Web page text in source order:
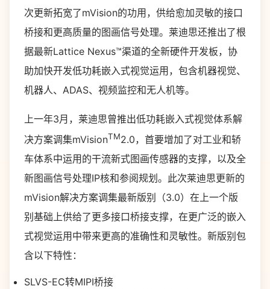
次更新拓宽了mVision的功用，供给愈加灵敏的接口
桥接和更高质量的图画信号处理。莱迪思还推出了根
据最新Lattice Nexus™渠道的全新硬件开发板，协
助加快开发低功耗嵌入式视觉运用，包含机器视觉、
机器人、ADAS、视频监控和无人机等。
上一年3月，莱迪思曾推出低功耗嵌入式视觉体系解
决方案调集mVisionTM2.0，首要增加了对工业和轿
车体系中运用的干流新式图画传感器的支撑，以及全
新图画信号处理IP核和参阅规划。此次莱迪思更新的
mVision解决方案调集最新版别（3.0）在上一个版
别基础上供给了更多接口桥接支撑，在更广泛的嵌入
式视觉运用中带来更高的准确性和灵敏性。新版别包
含以下特性：
SLVS-EC转MIPI桥接